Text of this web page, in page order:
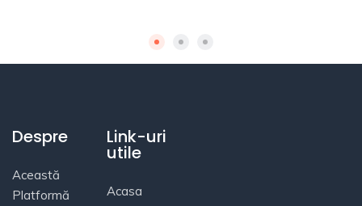
Despre
Această
Platformă
Link-uri
utile
Acasa